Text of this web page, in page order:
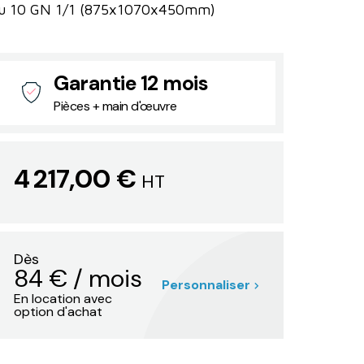
10 GN 1/1 (875x1070x450mm)
Garantie 12 mois
Pièces + main d'œuvre
4 217,00 € HT
Dès
84 € / mois
En location avec
option d'achat
Personnaliser